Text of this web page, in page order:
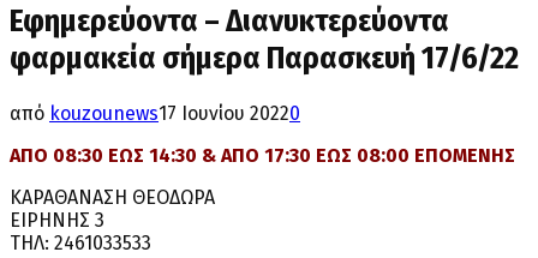
Εφημερεύοντα – Διανυκτερεύοντα
φαρμακεία σήμερα Παρασκευή 17/6/22
από kouzounews17 Ιουνίου 20220
ΑΠΟ 08:30 ΕΩΣ 14:30 & ΑΠΟ 17:30 ΕΩΣ 08:00 ΕΠΟΜΕΝΗΣ
ΚΑΡΑΘΑΝΑΣΗ ΘΕΟΔΩΡΑ
ΕΙΡΗΝΗΣ 3
ΤΗΛ: 2461033533